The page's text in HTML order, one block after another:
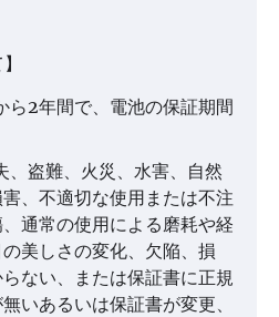
ら2年間で、電池の保証期間
、盗難、火災、水害、自然
、不適切な使用または不注
通常の使用による磨耗や経
美しさの変化、欠陥、損
ない、または保証書に正規
いあるいは保証書が変更、